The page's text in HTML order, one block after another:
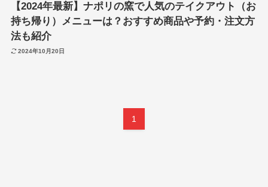
【2024年最新】ナポリの窯で人気のテイクアウト（お
持ち帰り）メニューは？おすすめ商品や予約・注文方
法も紹介
2024年10月20日
1